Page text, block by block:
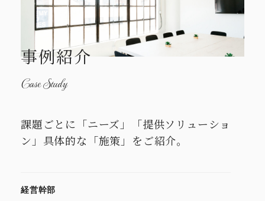
事例紹介
Case Study
課題ごとに「ニーズ」「提供ソリューショ
ン」 具体的な「施策」をご紹介。
経営幹部